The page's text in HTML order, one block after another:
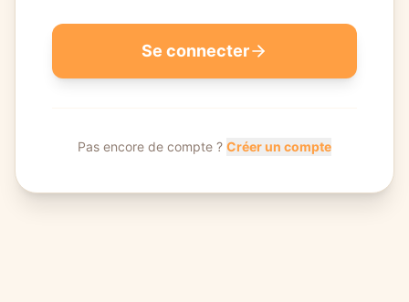
Se connecter
Pas encore de compte ? Créer un compte